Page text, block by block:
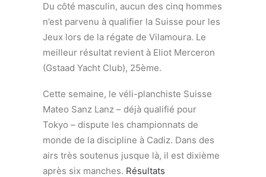
Du côté masculin, aucun des cinq hommes
n’est parvenu à qualifier la Suisse pour les
Jeux lors de la régate de Vilamoura. Le
meilleur résultat revient à Eliot Merceron
(Gstaad Yacht Club), 25ème.
Cette semaine, le véli-planchiste Suisse
Mateo Sanz Lanz – déjà qualifié pour
Tokyo – dispute les championnats de
monde de la discipline à Cadiz. Dans des
airs très soutenus jusque là, il est dixième
après six manches. Résultats